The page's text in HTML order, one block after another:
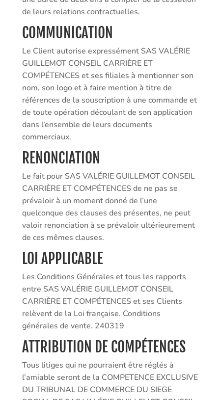
de leurs relations contractuelles.
COMMUNICATION
Le Client autorise expressément SAS VALÉRIE
GUILLEMOT CONSEIL CARRIÈRE ET
COMPÉTENCES et ses filiales à mentionner son
nom, son logo et à faire mention à titre de
références de la souscription à une commande et
de toute opération découlant de son application
dans l’ensemble de leurs documents
commerciaux.
RENONCIATION
Le fait pour SAS VALÉRIE GUILLEMOT CONSEIL
CARRIÈRE ET COMPÉTENCES de ne pas se
prévaloir à un moment donné de l’une
quelconque des clauses des présentes, ne peut
valoir renonciation à se prévaloir ultérieurement
de ces mêmes clauses.
LOI APPLICABLE
Les Conditions Générales et tous les rapports
entre SAS VALÉRIE GUILLEMOT CONSEIL
CARRIÈRE ET COMPÉTENCES et ses Clients
relèvent de la Loi française. Conditions
générales de vente. 240319
ATTRIBUTION DE COMPÉTENCES
Tous litiges qui ne pourraient être réglés à
l’amiable seront de la COMPETENCE EXCLUSIVE
DU TRIBUNAL DE COMMERCE DU SIEGE